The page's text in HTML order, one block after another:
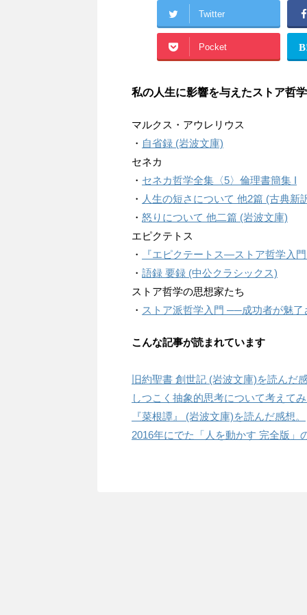
Twitter
Pocket
私の人生に影響を与えたストア哲
マルクス・アウレリウス
・ 自省録 (岩波文庫)
セネカ
・ セネカ哲学全集〈5〉倫理書簡集 I
・ 人生の短さについて 他2篇 (古典新
・ 怒りについて 他二篇 (岩波文庫)
エピクテトス
・
『エピクテートス―ストア哲学入
・ 語録 要録 (中公クラシックス)
ストア哲学の思想家たち
・ ストア派哲学入門 ──成功者が魅
こんな記事が読まれています
旧約聖書 創世記 (岩波文庫)を読んだ
しつこく抽象的思考について考えて
『菜根譚』 (岩波文庫)を読んだ感想。
2016年にでた「人を動かす 完全版」